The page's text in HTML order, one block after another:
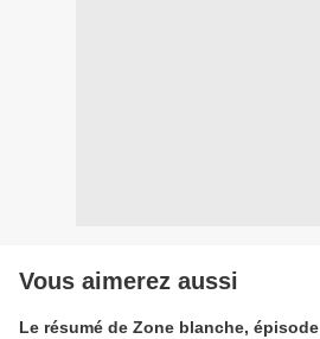
Vous aimerez aussi
Le résumé de Zone blanche, épisode